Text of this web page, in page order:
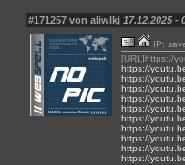
#171257 von aliwlkj 17.12.2025 -
IP:
[URL]https://
https://
https://
https://
https://
https://
https://
https://
https://
https://
https://